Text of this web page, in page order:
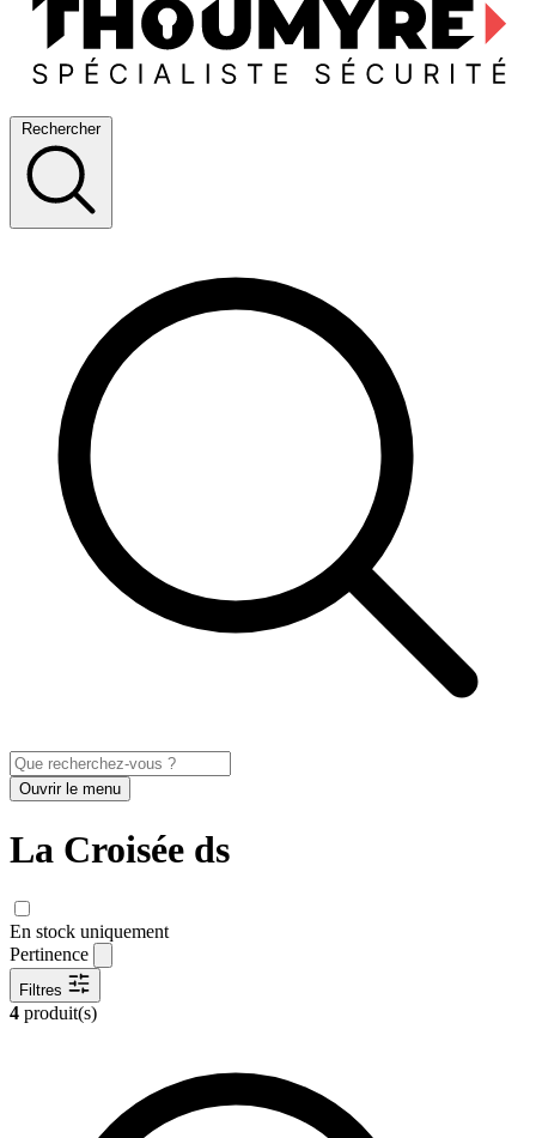
Rechercher
Ouvrir le menu
La Croisée ds
En stock uniquement
Pertinence
Filtres
4 produit(s)